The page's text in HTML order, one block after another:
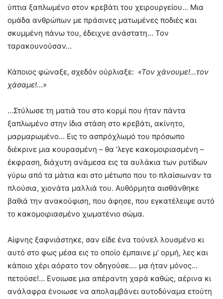
ύπτια ξαπλωμένο στον κρεβάτι του χειρουργείου… Μια
ομάδα ανθρώπων με πράσινες ματωμένες ποδιές και
σκυμμένη πάνω του, έδειχνε ανάστατη… Τον
ταρακουνούσαν…
Κάποιος φώναξε, σχεδόν ούρλιαξε: «Τον χάνουμε!…τον
χάσαμε!…»
…Στύλωσε τη ματιά του στο κορμί που ήταν πάντα
ξαπλωμένο στην ίδια στάση στο κρεβάτι, ακίνητο,
μαρμαρωμένο… Εις το ασπρόχλωμό του πρόσωπο
διέκρινε μια κουρασμένη – θα ’λεγε κακομοιριασμένη –
έκφραση, διάχυτη ανάμεσα εις τα αυλάκια των ρυτίδων
γύρω από τα μάτια και στο μέτωπο που το πλαίσιωναν τα
πλούσια, χιονάτα μαλλιά του. Αυθόρμητα αισθάνθηκε
βαθιά την ανακούφιση, που άφησε, που εγκατέλειψε αυτό
το κακομοιριασμένο χωματένιο σώμα.
Αίφνης ξαφνιάστηκε, σαν είδε ένα τούνελ λουσμένο κι
αυτό στο φως μέσα εις το οποίο έμπαινε μ’ ορμή, λες και
κάποιο χέρι αόρατο τον οδηγούσε…. μα ήταν μόνος…
πετούσε!… Ενοιωσε μια απέραντη χαρά καθώς, αέρινα κι
ανάλαφρα ένοιωσε να απολαμβάνει αυτοδύναμα ετούτη